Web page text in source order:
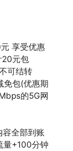
享受优惠
20元包
可结转
免包(优惠期
的5G网
容全部到账
量+100分钟